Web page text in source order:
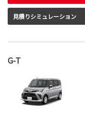
見積りシミュレーション
G-T